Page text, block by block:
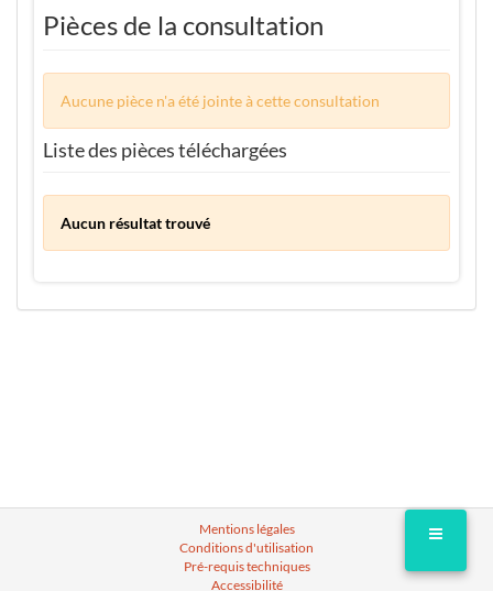
Pièces de la consultation
Aucune pièce n'a été jointe à cette consultation
Liste des pièces téléchargées
Aucun résultat trouvé
Mentions légales
Conditions d'utilisation
Pré-requis techniques
Accessibilité